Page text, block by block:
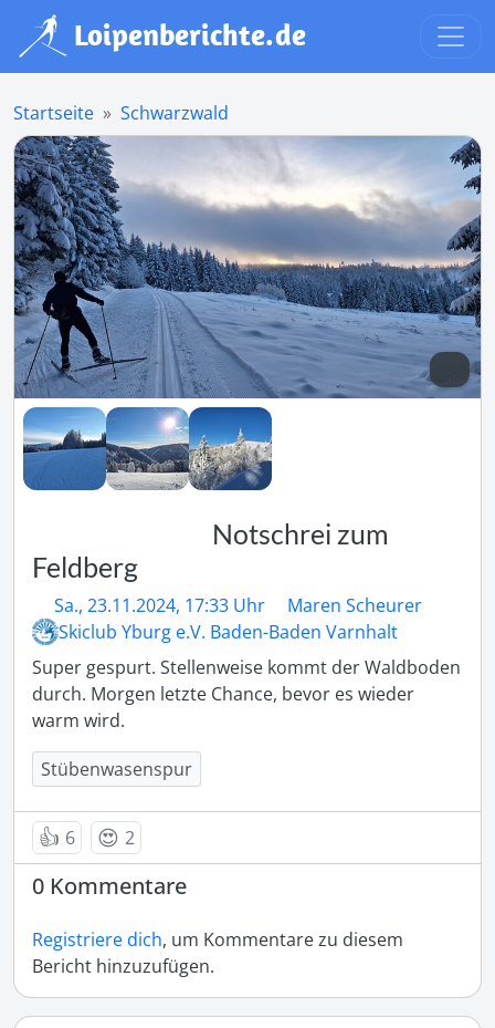
Startseite Schwarzwald
Notschrei zum
Feldberg
Sa., 23.11.2024, 17:33 Uhr
Maren Scheurer
Skiclub Yburg e.V. Baden-Baden Varnhalt
Super gespurt. Stellenweise kommt der Waldboden
durch. Morgen letzte Chance, bevor es wieder
warm wird.
Stübenwasenspur
👍 6 😍 2
0 Kommentare
Registriere dich, um Kommentare zu diesem
Bericht hinzuzufügen.